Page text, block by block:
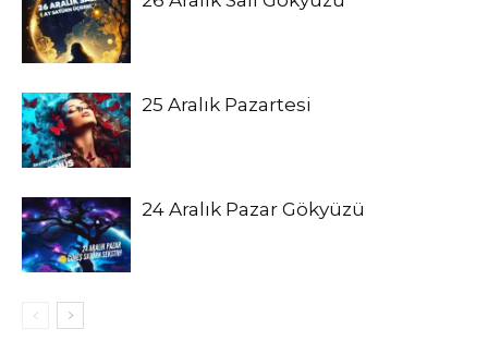
25 Aralık Pazartesi
24 Aralık Pazar Gökyüzü